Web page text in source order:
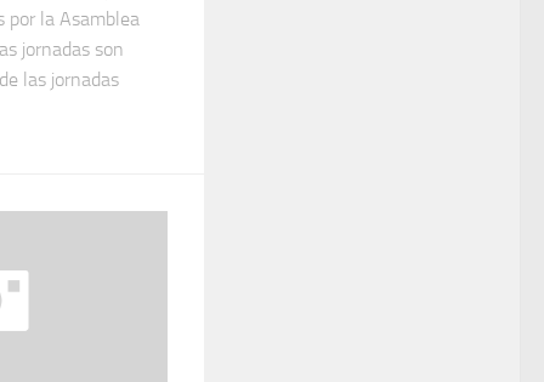
por la Asamblea
jornadas son
las jornadas